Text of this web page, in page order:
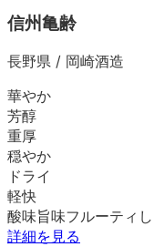
信州亀齢
長野県 / 岡崎酒造
華やか
芳醇
重厚
穏やか
ドライ
軽快
酸味旨味フルーティ
詳細を見る